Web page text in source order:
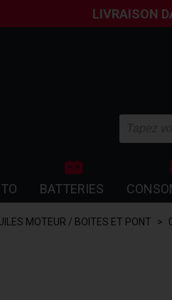
LIVRAISON
BATTERIES
MOTEUR / BOITES ET PONT >